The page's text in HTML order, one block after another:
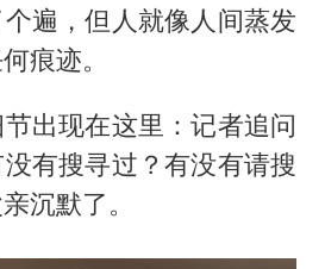
遍，但人就像人间蒸发
痕迹。
出现在这里：记者追问
有搜寻过？有没有请搜
沉默了。